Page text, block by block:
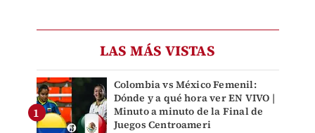
LAS MÁS VISTAS
Colombia vs México Femenil:
Dónde y a qué hora ver EN VIVO |
Minuto a minuto de la Final de
Juegos Centroameri